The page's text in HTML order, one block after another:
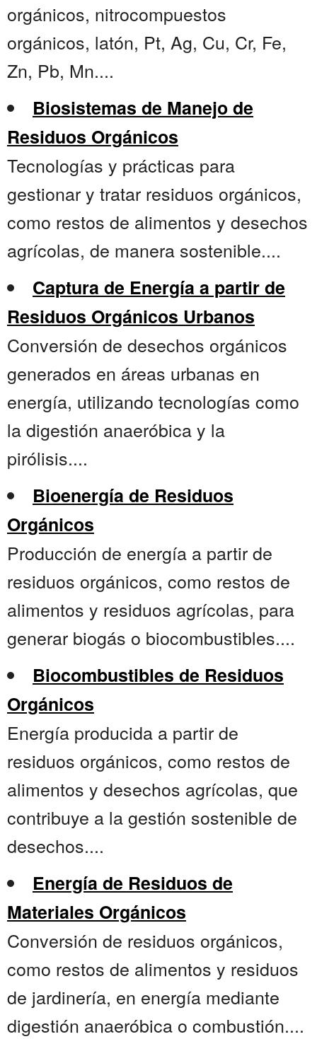
orgánicos, nitrocompuestos
orgánicos, latón, Pt, Ag, Cu, Cr, Fe,
Zn, Pb, Mn....
Biosistemas de Manejo de
Residuos Orgánicos
Tecnologías y prácticas para
gestionar y tratar residuos orgánicos,
como restos de alimentos y desechos
agrícolas, de manera sostenible....
Captura de Energía a partir de
Residuos Orgánicos Urbanos
Conversión de desechos orgánicos
generados en áreas urbanas en
energía, utilizando tecnologías como
la digestión anaeróbica y la
pirólisis....
Bioenergía de Residuos
Orgánicos
Producción de energía a partir de
residuos orgánicos, como restos de
alimentos y residuos agrícolas, para
generar biogás o biocombustibles....
Biocombustibles de Residuos
Orgánicos
Energía producida a partir de
residuos orgánicos, como restos de
alimentos y desechos agrícolas, que
contribuye a la gestión sostenible de
desechos....
Energía de Residuos de
Materiales Orgánicos
Conversión de residuos orgánicos,
como restos de alimentos y residuos
de jardinería, en energía mediante
digestión anaeróbica o combustión....